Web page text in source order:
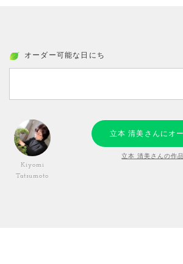
オーダー可能な日にち
Kiyomi
Tatsumoto
立本 清美さんにオ
立本 清美さんの作